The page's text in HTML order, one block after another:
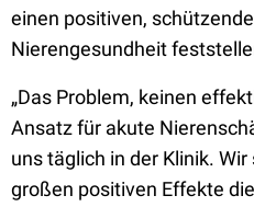
einen positiven,
Nierengesundheit
„Das Problem, keinen
Ansatz für akute
uns täglich in der Klinik.
großen positiven Effekte